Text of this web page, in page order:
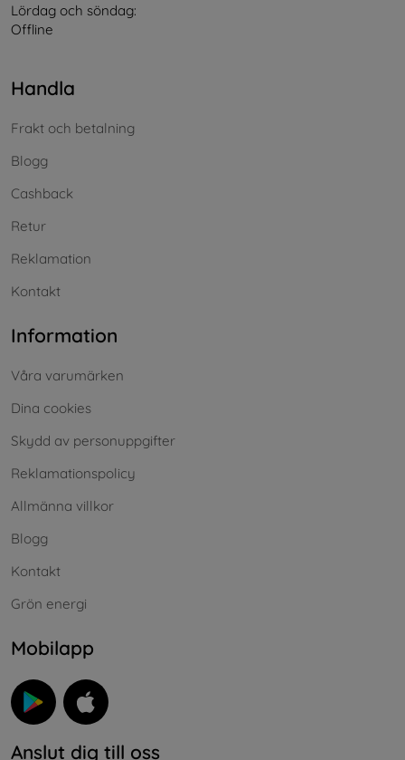
Lördag och söndag:
Offline
Handla
Frakt och betalning
Blogg
Cashback
Retur
Reklamation
Kontakt
Information
Våra varumärken
Dina cookies
Skydd av personuppgifter
Reklamationspolicy
Allmänna villkor
Blogg
Kontakt
Grön energi
Mobilapp
Anslut dig till oss